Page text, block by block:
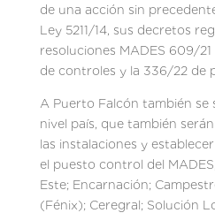
de una acción sin
Ley 5211/14, sus decretos
resoluciones MADES 609/
de controles y la 336/22 de
A Puerto Falcón también
nivel país, que también
las instalaciones y
el puesto control del
Este; Encarnación;
(Fénix); Ceregral; Solución